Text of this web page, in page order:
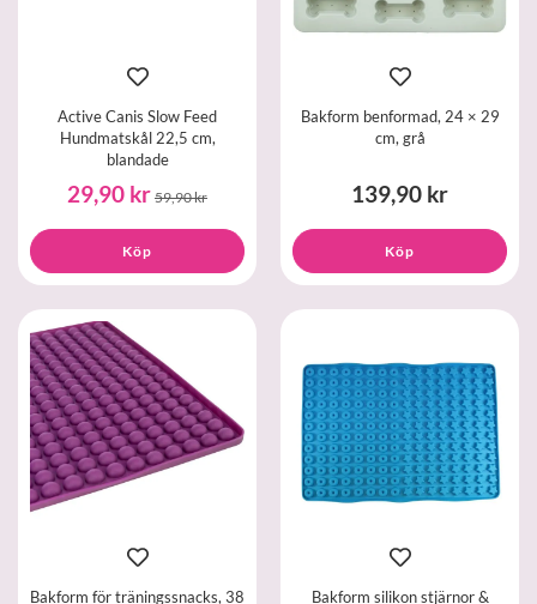
Active Canis Slow Feed
Hundmatskål 22,5 cm,
blandade
29,90 kr 59,90 kr
Köp
Bakform benformad, 24 × 29
cm, grå
139,90 kr
Köp
Bakform för träningssnacks, 38 Bakform silikon stjärnor &